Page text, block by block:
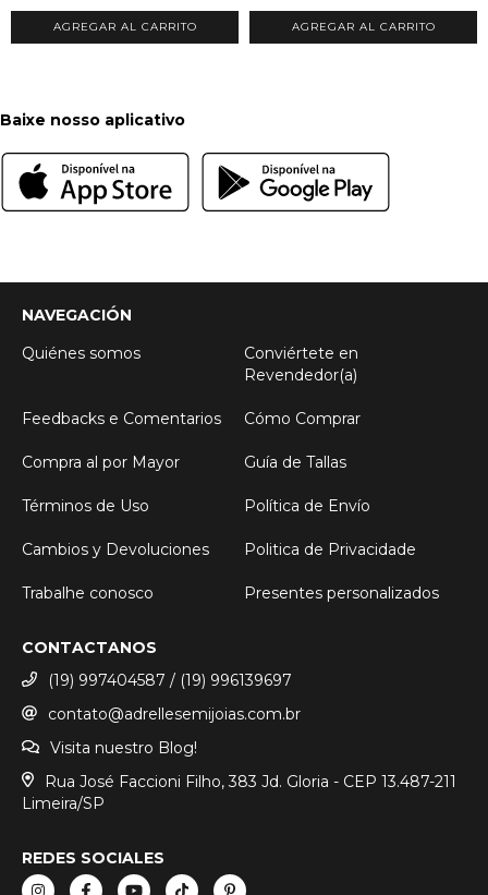
AGREGAR AL CARRITO AGREGAR AL CARRITO
Baixe nosso aplicativo
NAVEGACIÓN
Quiénes somos
Conviértete en
Revendedor(a)
Feedbacks e Comentarios Cómo Comprar
Compra al por Mayor Guía de Tallas
Términos de Uso Política de Envío
Cambios y Devoluciones Politica de Privacidade
Trabalhe conosco Presentes personalizados
CONTACTANOS
(19) 997404587 / (19) 996139697
contato@adrellesemijoias.com.br
Visita nuestro Blog!
Rua José Faccioni Filho, 383 Jd. Gloria - CEP 13.487-211
Limeira/SP
REDES SOCIALES